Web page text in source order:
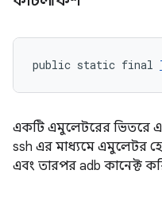
public static final
একটি এমুলেটরের ভিতরে
ssh এর মাধ্যমে এমুলেটর
এবং তারপর adb কানেক্ট